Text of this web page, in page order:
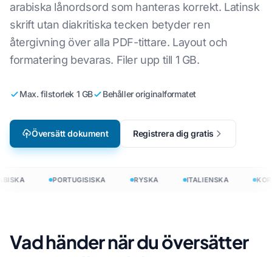
arabiska lånordsord som hanteras korrekt. Latinsk
skrift utan diakritiska tecken betyder ren
återgivning över alla PDF-tittare. Layout och
formatering bevaras. Filer upp till 1 GB.
Max. filstorlek 1 GB Behåller originalformatet
Översätt dokument Registrera dig gratis
PORTUGISISKA RYSKA ITALIENSKA
Vad händer när du översätter